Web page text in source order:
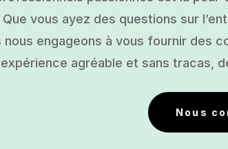
vous ayez des questions sur
nous engageons à vous fournir des
agréable et sans tracas,
Nous